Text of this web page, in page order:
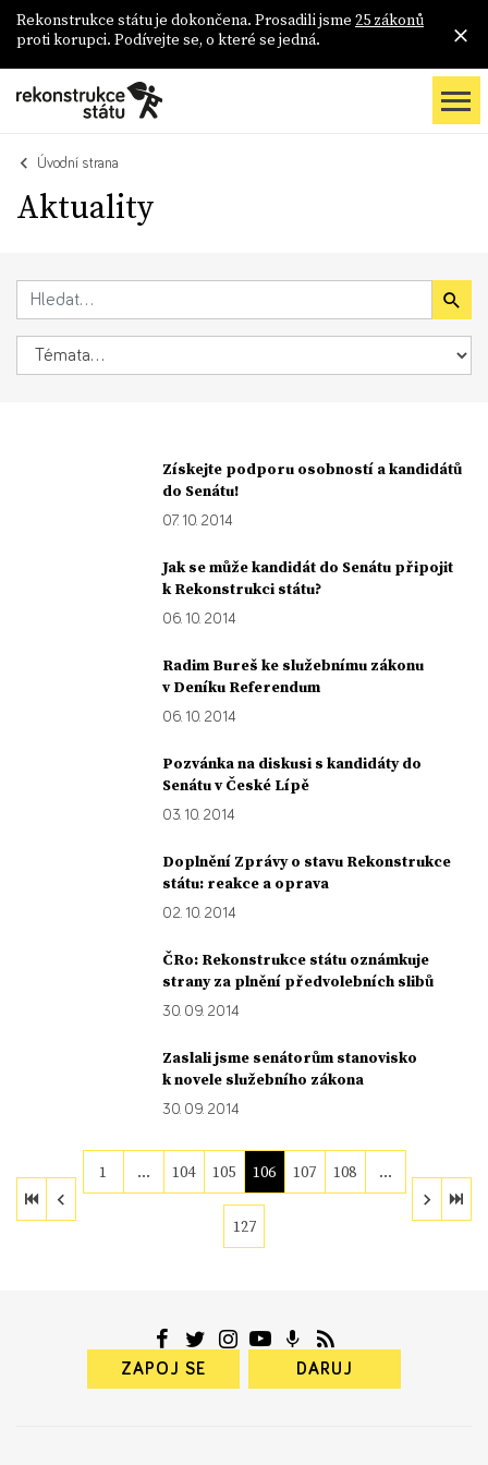
Rekonstrukce státu je dokončena. Prosadili jsme 25 zákonů
proti korupci. Podívejte se, o které se jedná.
Úvodní strana
Aktuality
Získejte podporu osobností a kandidátů
do Senátu!
07. 10. 2014
Jak se může kandidát do Senátu připojit
k Rekonstrukci státu?
06. 10. 2014
Radim Bureš ke služebnímu zákonu
v Deníku Referendum
06. 10. 2014
Pozvánka na diskusi s kandidáty do
Senátu v České Lípě
03. 10. 2014
Doplnění Zprávy o stavu Rekonstrukce
státu: reakce a oprava
02. 10. 2014
ČRo: Rekonstrukce státu oznámkuje
strany za plnění předvolebních slibů
30. 09. 2014
Zaslali jsme senátorům stanovisko
k novele služebního zákona
30. 09. 2014
1 … 104 105 106 107 108 …
127
ZAPOJ SE DARUJ